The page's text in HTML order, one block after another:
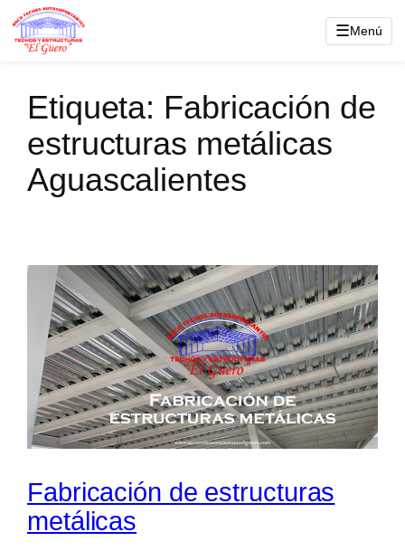
Saltar
☰Menú
Etiqueta: Fabricación de
estructuras metálicas
Aguascalientes
Fabricación de estructuras
metálicas